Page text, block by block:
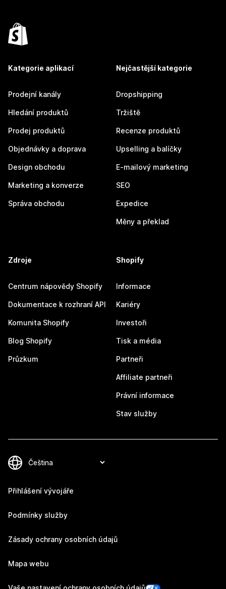
Kategorie aplikací
Prodejní kanály
Hledání produktů
Prodej produktů
Objednávky a doprava
Design obchodu
Marketing a konverze
Správa obchodu
Nejčastější kategorie
Dropshipping
Tržiště
Recenze produktů
Upselling a balíčky
E-mailový marketing
SEO
Expedice
Měny a překlad
Zdroje
Centrum nápovědy Shopify
Dokumentace k rozhraní API
Komunita Shopify
Blog Shopify
Průzkum
Shopify
Informace
Kariéry
Investoři
Tisk a média
Partneři
Affiliate partneři
Právní informace
Stav služby
Přihlášení vývojáře
Podmínky služby
Zásady ochrany osobních údajů
Mapa webu